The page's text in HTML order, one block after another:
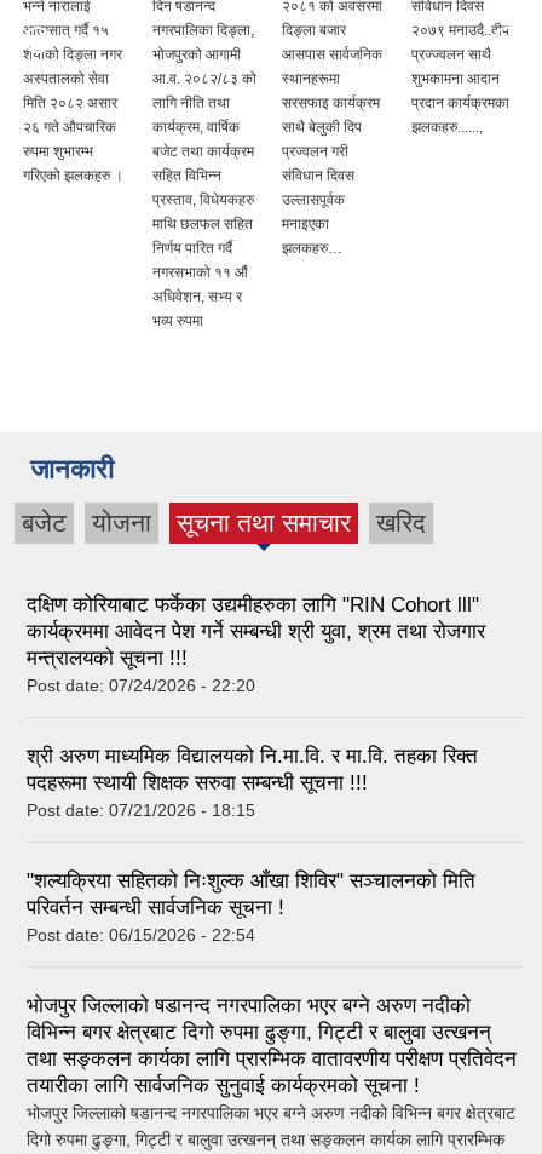
भन्ने नारालाई
आत्मसात् गर्दै १५
शैयाको दिङ्ला नगर
अस्पतालको सेवा
मिति २०८२ असार
२६ गते औपचारिक
रुपमा शुभारम्भ
गरिएको झलकहरु ।
दिन षडानन्द
नगरपालिका दिङ्ला,
भोजपुरको आगामी
आ.व. २०८२/८३ को
लागि नीति तथा
कार्यक्रम, वार्षिक
बजेट तथा कार्यक्रम
सहित विभिन्न
प्रस्ताव, विधेयकहरु
माथि छलफल सहित
निर्णय पारित गर्दै
नगरसभाको ११ औं
अधिवेशन, सभ्य र
भव्य रुपमा
२०८१ को अवसरमा
दिङ्ला बजार
आसपास सार्वजनिक
स्थानहरूमा
सरसफाइ कार्यक्रम
साथै बेलुकी दिप
प्रज्वलन गरी
संविधान दिवस
उल्लासपूर्वक
मनाइएका
झलकहरु…
संविधान दिवस
२०७९ मनाउदै..दीप
प्रज्ज्वलन साथै
शुभकामना आदान
प्रदान कार्यक्रमका
झलकहरु......,
जानकारी
बजेट योजना सूचना तथा समाचार
(active tab) खरिद
दक्षिण कोरियाबाट फर्केका उद्यमीहरुका लागि "RIN Cohort lll"
कार्यक्रममा आवेदन पेश गर्ने सम्बन्धी श्री युवा, श्रम तथा रोजगार
मन्त्रालयको सूचना !!!
Post date: 07/24/2026 - 22:20
श्री अरुण माध्यमिक विद्यालयको नि.मा.वि. र मा.वि. तहका रिक्त
पदहरूमा स्थायी शिक्षक सरुवा सम्बन्धी सूचना !!!
Post date: 07/21/2026 - 18:15
"शल्यक्रिया सहितको निःशुल्क आँखा शिविर" सञ्चालनको मिति
परिवर्तन सम्बन्धी सार्वजनिक सूचना !
Post date: 06/15/2026 - 22:54
भोजपुर जिल्लाको षडानन्द नगरपालिका भएर बग्ने अरुण नदीको
विभिन्न बगर क्षेत्रबाट दिगो रुपमा ढुङ्गा, गिट्टी र बालुवा उत्खनन्
तथा सङ्कलन कार्यका लागि प्रारम्भिक वातावरणीय परीक्षण प्रतिवेदन
तयारीका लागि सार्वजनिक सुनुवाई कार्यक्रमको सूचना !
भोजपुर जिल्लाको षडानन्द नगरपालिका भएर बग्ने अरुण नदीको विभिन्न बगर क्षेत्रबाट
दिगो रुपमा ढुङ्गा, गिट्टी र बालुवा उत्खनन् तथा सङ्कलन कार्यका लागि प्रारम्भिक